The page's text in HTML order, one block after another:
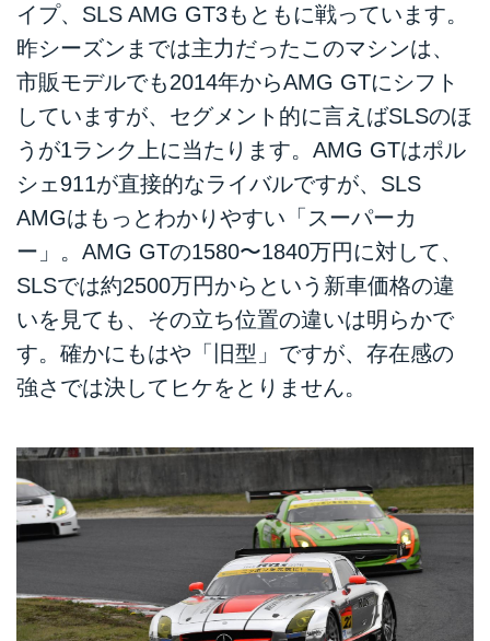
イプ、SLS AMG GT3もともに戦っています。
昨シーズンまでは主力だったこのマシンは、
市販モデルでも2014年からAMG GTにシフト
していますが、セグメント的に言えばSLSのほ
うが1ランク上に当たります。AMG GTはポル
シェ911が直接的なライバルですが、SLS
AMGはもっとわかりやすい「スーパーカ
ー」。AMG GTの1580〜1840万円に対して、
SLSでは約2500万円からという新車価格の違
いを見ても、その立ち位置の違いは明らかで
す。確かにもはや「旧型」ですが、存在感の
強さでは決してヒケをとりません。